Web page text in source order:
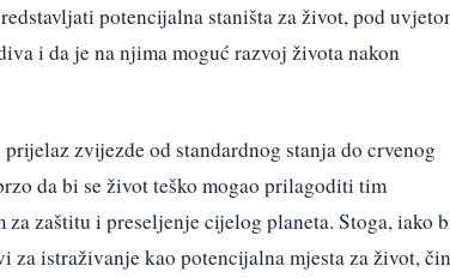
potencijalna staništa za život, pod
i da je na njima moguć razvoj života nakon
zvijezde od standardnog stanja do crvenog
da bi se život teško mogao prilagoditi tim
zaštitu i preseljenje cijelog planeta. Stoga, iako
istraživanje kao potencijalna mjesta za život,